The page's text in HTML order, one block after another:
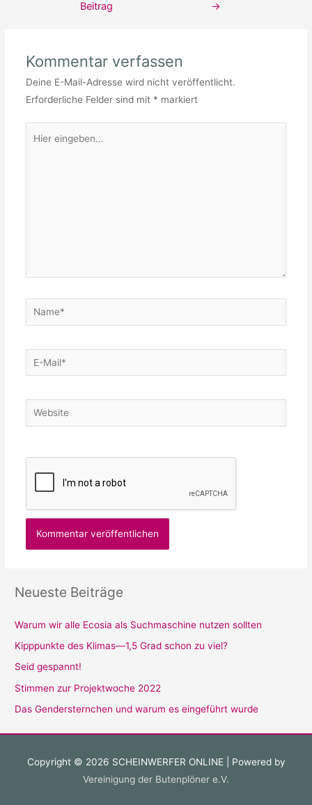
Beitrag
→
Kommentar verfassen
Deine E-Mail-Adresse wird nicht veröffentlicht.
Erforderliche Felder sind mit * markiert
eingeben…
Name*
E-
Mail*
Website
Neueste Beiträge
Warum wir alle Ecosia als Suchmaschine nutzen sollten
Kipppunkte des Klimas—1,5 Grad schon zu viel?
Seid gespannt!
Stimmen zur Projektwoche 2022
Das Gendersternchen und warum es eingeführt wurde
Copyright © 2026 SCHEINWERFER ONLINE| Powered by
Vereinigung der Butenplöner e.V.